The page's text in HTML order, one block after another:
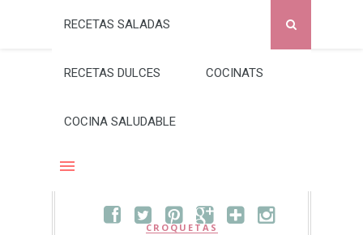
RECETAS SALADAS
RECETAS DULCES COCINATS
COCINA SALUDABLE
CROQUETAS